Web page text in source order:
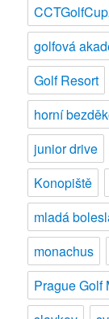
golfová
Golf Resort
horní
junior drive
Konopiště
mladá
monachus
Prague Golf